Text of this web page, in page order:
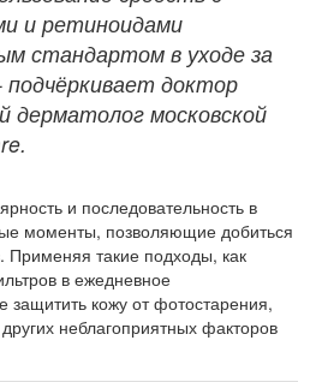
и ретиноидами
стандартом в уходе за
доктор
дерматолог московской
и последовательность в
моменты, позволяющие добиться
Применяя такие подходы, как
в ежедневное
защитить кожу от фотостарения,
неблагоприятных факторов